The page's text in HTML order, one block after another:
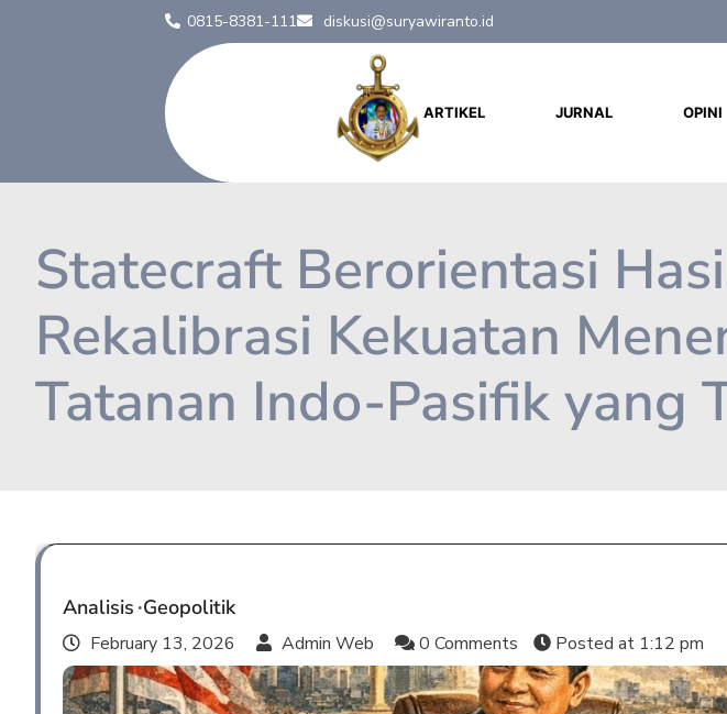
0815-8381-111 diskusi@suryawiranto.id
ARTIKEL JURNAL OPINI
Statecraft Berorientasi
Rekalibrasi Kekuatan
Tatanan Indo-Pasifik yang
Analisis Geopolitik
February 13, 2026 Admin Web 0 Comments Posted at 1:12 pm